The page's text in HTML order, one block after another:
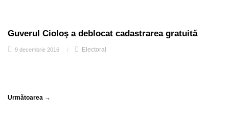
Guverul Cioloş a deblocat cadastrarea gratuită
9 decembrie 2016 / Electoral
Următoarea →